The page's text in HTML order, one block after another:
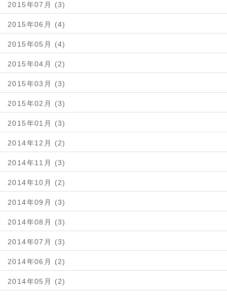
2015年07月 (3)
2015年06月 (4)
2015年05月 (4)
2015年04月 (2)
2015年03月 (3)
2015年02月 (3)
2015年01月 (3)
2014年12月 (2)
2014年11月 (3)
2014年10月 (2)
2014年09月 (3)
2014年08月 (3)
2014年07月 (3)
2014年06月 (2)
2014年05月 (2)